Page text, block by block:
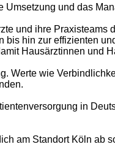
und das
und ihre
hin zur effizienten
Hausärztinnen
Werte wie
in
am Standort Köln ab